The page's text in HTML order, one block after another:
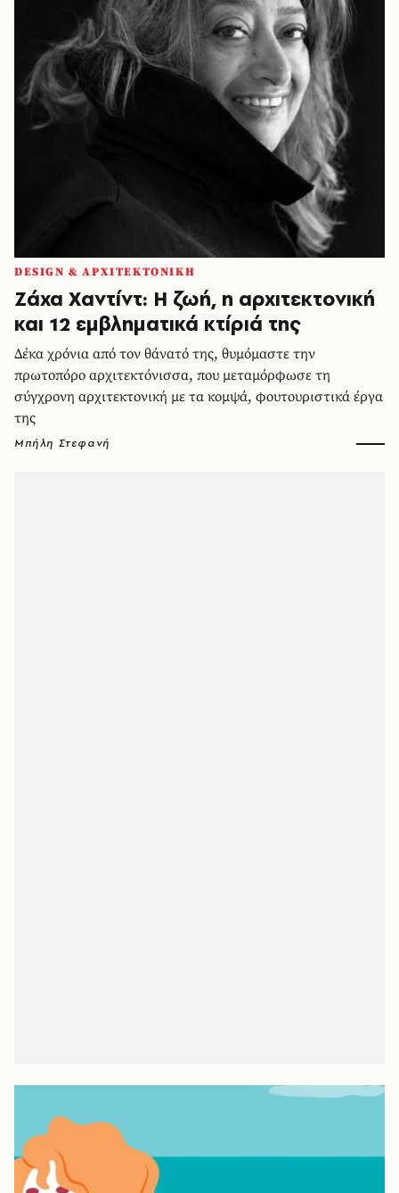
DESIGN & ΑΡΧΙΤΕΚΤΟΝΙΚΗ
Ζάχα Χαντίντ: Η ζωή, η αρχιτεκτονική
και 12 εμβληματικά κτίριά της
Δέκα χρόνια από τον θάνατό της, θυμόμαστε την
πρωτοπόρο αρχιτεκτόνισσα, που μεταμόρφωσε τη
σύγχρονη αρχιτεκτονική με τα κομψά, φουτουριστικά έργα
της
Μπήλη Στεφανή